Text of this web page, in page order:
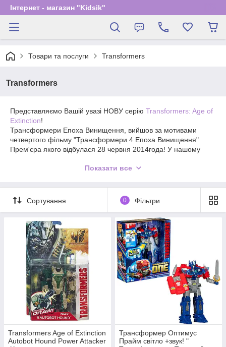
Інтернет - магазин "Kidsik"
Товари та послуги Transformers
Transformers
Представляємо Вашій увазі НОВУ серію Transformers: Age of
Extinction!
Трансформери Епоха Винищення, вийшов за мотивами
четвертого фільму "Трансформери 4 Епоха Винищення"
Прем'єра якого відбулася 28 червня 2014года! У нашому
головних героїв цього фільму - іграшки трансформери, з
Показати все
Сортування 0 Фільтри
Transformers Age of Extinction
Autobot Hound Power Attacker
Трансформер Оптимус
Прайм світло +звук! "